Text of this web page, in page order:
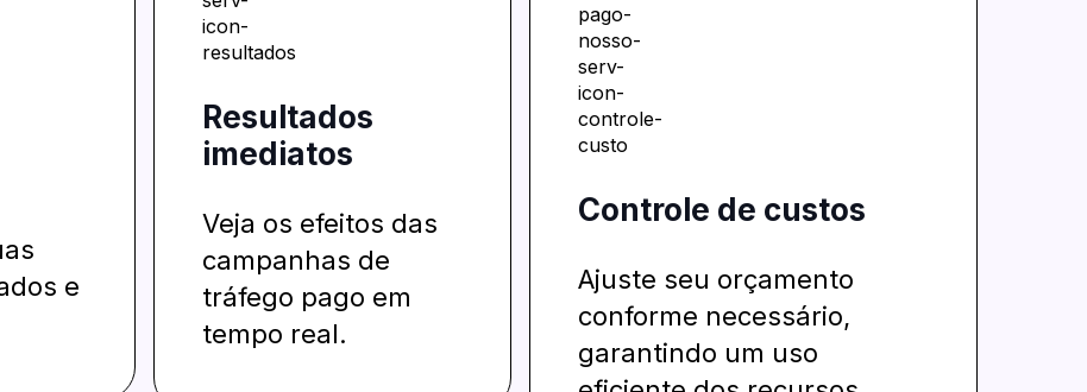
e
Resultados
imediatos
Veja os efeitos das
campanhas de
tráfego pago em
tempo real.
Controle de custos
Ajuste seu orçamento
conforme necessário,
garantindo um uso